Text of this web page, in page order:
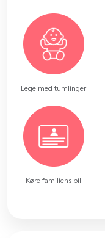
Lege med tumlinger
Køre familiens bil